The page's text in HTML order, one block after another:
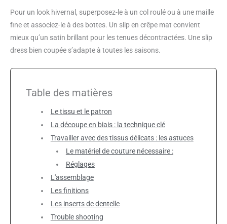
Pour un look hivernal, superposez-le à un col roulé ou à une maille
fine et associez-le à des bottes. Un slip en crêpe mat convient
mieux qu’un satin brillant pour les tenues décontractées. Une slip
dress bien coupée s’adapte à toutes les saisons.
Table des matières
Le tissu et le patron
La découpe en biais : la technique clé
Travailler avec des tissus délicats : les astuces
Le matériel de couture nécessaire :
Réglages
L'assemblage
Les finitions
Les inserts de dentelle
Trouble shooting